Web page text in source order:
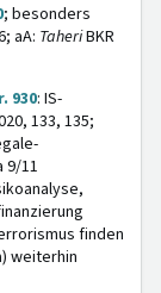
; besonders
aA: TaheriBKR
930: IS-
133, 135;
9/11
finden
weiterhin